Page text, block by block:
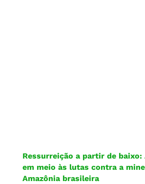
Ressurreição a partir de baixo:
em meio às lutas contra a
Amazônia brasileira